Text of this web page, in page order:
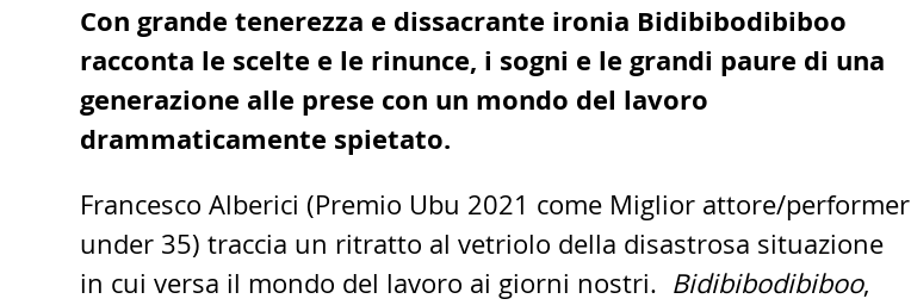
Con grande tenerezza e dissacrante ironia Bidibibodibiboo
racconta le scelte e le rinunce, i sogni e le grandi paure di una
generazione alle prese con un mondo del lavoro
drammaticamente spietato.
Francesco Alberici (Premio Ubu 2021 come Miglior attore/performer
under 35) traccia un ritratto al vetriolo della disastrosa situazione
in cui versa il mondo del lavoro ai giorni nostri. Bidibibodibiboo,